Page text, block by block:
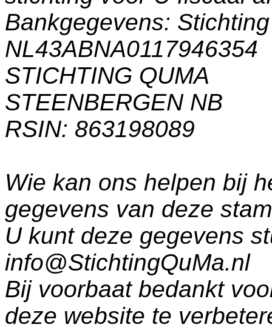
Bankgegevens:
NL43ABNA0117946354
STICHTING QUMA
STEENBERGEN NB
RSIN: 863198089
Wie kan ons helpen bij
gegevens van deze
U kunt deze gegevens
info@StichtingQuMa.nl
Bij voorbaat bedankt
deze website te